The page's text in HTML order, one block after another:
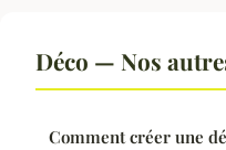
Déco — Nos
Comment créer une